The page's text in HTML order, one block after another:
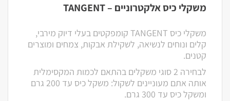
משקלי כיס אלקטרוניים – TANGENT
משקלי כיס TANGENT קומפקטים בעלי דיוק מירבי,
קלים ונוחים לנשיאה, לשקילת אבקות, צמחים ומוצרים
קטנים.
לבחירה 2 סוגי משקלים בהתאם לכמות המקסימלית
אותה אתם מעוניינים לשקול: משקל כיס עד 200 גרם
ומשקל כיס עד 300 גרם.